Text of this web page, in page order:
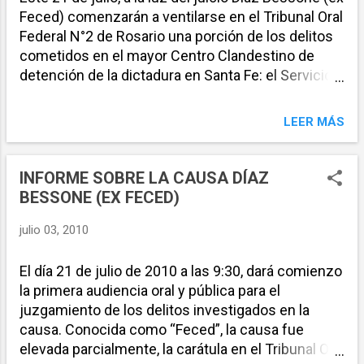
testigos y organismos de derechos humanos se
reunirán con la Secretaria del TOF2, Silvina
Andalaz, “para acercarle una cantidad de firmas
que solicitan al tribunal que detenga a los
“plantearle algunas observaciones respecto de
Feced) comenzarán a ventilarse en el Tribunal Oral
Federal N°2 de Rosario una porción de los delitos
cometidos en el mayor Centro Clandestino de
detención de la dictadura en Santa Fe: el Servicio
de Rosario (ubicado en San Lorenzo y Dorrego). En
(JyCR) ‒integrado por testigos, querellantes y
organizaciones de derechos humanos, gremiales
y sociales‒, invitaron a “todos los rosarinos que
levantan las banderas de memoria, verdad y
justicia a participar del acto de inicio del juicio”. A
seguirá contra una parte de los integrantes de la
patota del Comandante de Gendarmería Agustín
Feced (ya fallecido), el espacio Juicio y Castigo
prepara una serie de actividades para este 21 de
julio que van incluyen “conferencia de prensa,
LEER MÁS
INFORME SOBRE LA CAUSA DÍAZ
BESSONE (EX FECED)
julio 03, 2010
El día 21 de julio de 2010 a las 9:30, dará comienzo
la primera audiencia oral y pública para el
juzgamiento de los delitos investigados en la
causa. Conocida como “Feced”, la causa fue
elevada parcialmente, la carátula en el Tribunal Oral